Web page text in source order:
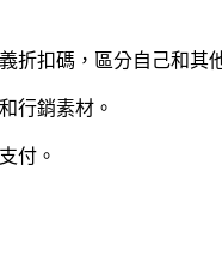
折扣碼，區分自己和其
行銷素材。
付。